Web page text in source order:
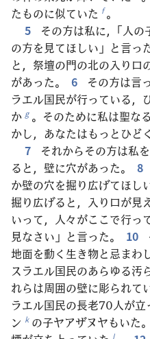
たものに似ていた f 。
5
その方は私に，「人
の方を見てほしい」と言っ
と，祭壇の門の北の入り口
があった。
6
その方は言
ラエル国民が行っている，
か g 。そのために私は聖な
かし，あなたはもっとひど
7
それからその方は私
ると，壁に穴があった。
8
か壁の穴を掘り広げてほし
掘り広げると，入り口が見
いって，人々がここで行っ
見なさい」と言った。
10
地面を動く生き物と忌まわ
スラエル国民のあらゆる汚
れらは周囲の壁に彫られて
ラエル国民の長老70人が
ン k の子ヤアザヌヤもいた
l